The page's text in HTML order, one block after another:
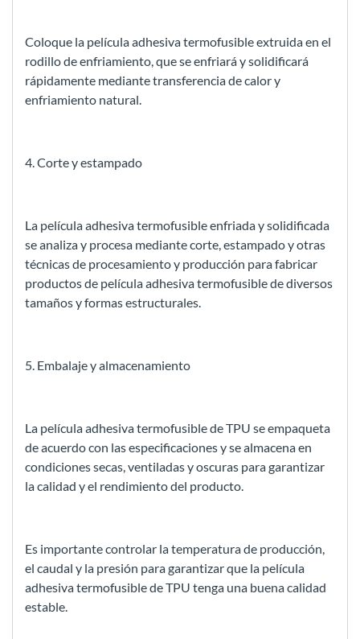
Coloque la película adhesiva termofusible extruida en el
rodillo de enfriamiento, que se enfriará y solidificará
rápidamente mediante transferencia de calor y
enfriamiento natural.
4. Corte y estampado
La película adhesiva termofusible enfriada y solidificada
se analiza y procesa mediante corte, estampado y otras
técnicas de procesamiento y producción para fabricar
productos de película adhesiva termofusible de diversos
tamaños y formas estructurales.
5. Embalaje y almacenamiento
La película adhesiva termofusible de TPU se empaqueta
de acuerdo con las especificaciones y se almacena en
condiciones secas, ventiladas y oscuras para garantizar
la calidad y el rendimiento del producto.
Es importante controlar la temperatura de producción,
el caudal y la presión para garantizar que la película
adhesiva termofusible de TPU tenga una buena calidad
estable.